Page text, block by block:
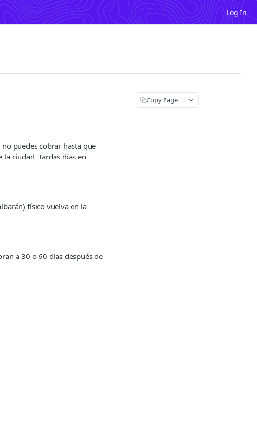
Log In
puedes cobrar hasta que
ciudad. Tardas días en
físico vuelva en la
a 30 o 60 días después de
Copy Page